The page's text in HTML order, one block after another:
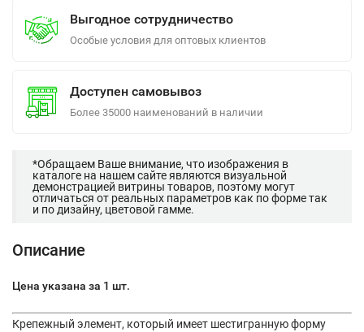
Выгодное сотрудничество
Особые условия для оптовых клиентов
Доступен самовывоз
Более 35000 наименований в наличии
*Обращаем Ваше внимание, что изображения в
каталоге на нашем сайте являются визуальной
демонстрацией витрины товаров, поэтому могут
отличаться от реальных параметров как по форме так
и по дизайну, цветовой гамме.
Описание
Цена указана за 1 шт.
Крепежный элемент, который имеет шестигранную форму